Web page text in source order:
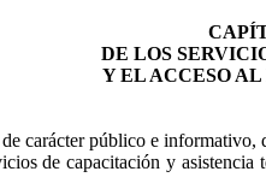
DE LOS
Y EL ACCESO
carácter público e
de capacitación y